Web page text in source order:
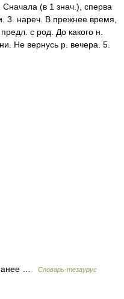
(в 1 знач.), сперва
3. нареч. В прежнее время,
с род. До какого н.
Не вернусь р. вечера. 5.
…
Словарь-тезаурус